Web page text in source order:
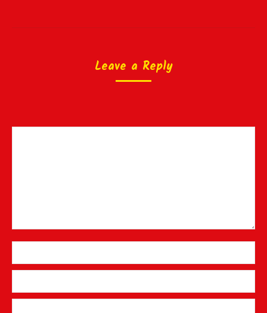
Leave a Reply